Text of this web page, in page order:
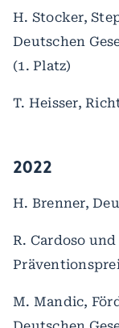
H. Stocker,
Deutschen
(1. Platz)
T. Heisser,
2022
H. Brenner,
R. Cardoso
M. Mandic,